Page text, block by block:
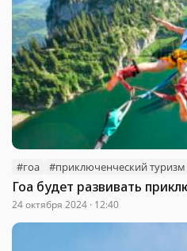
#гоа #приключенческий туризм
Гоа будет развивать
24 октября 2024 · 12:40